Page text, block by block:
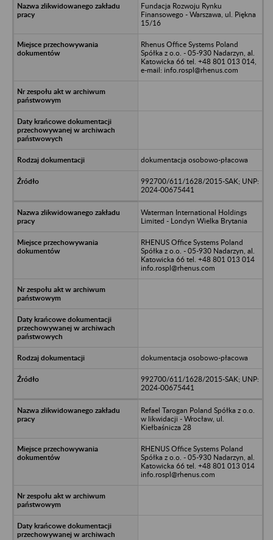
Fundacja Rozwoju Rynku
Finansowego - Warszawa, ul. Piękna
15/16
Rhenus Office Systems Poland
Spółka z o.o. - 05-930 Nadarzyn, al.
Katowicka 66 tel. +48 801 013 014,
e-mail: info.rospl@rhenus.com
dokumentacja osobowo-płacowa
992700/611/1628/2015-SAK; UNP:
2024-00675441
Waterman International Holdings
Limited - Londyn Wielka Brytania
RHENUS Office Systems Poland
Spółka z o.o. - 05-930 Nadarzyn, al.
Katowicka 66 tel. +48 801 013 014
info.rospl@rhenus.com
dokumentacja osobowo-płacowa
992700/611/1628/2015-SAK; UNP:
2024-00675441
Refael Tarogan Poland Spółka z o.o.
w likwidacji - Wrocław, ul.
Kiełbaśnicza 28
RHENUS Office Systems Poland
Spółka z o.o. - 05-930 Nadarzyn, al.
Katowicka 66 tel. +48 801 013 014
info.rospl@rhenus.com